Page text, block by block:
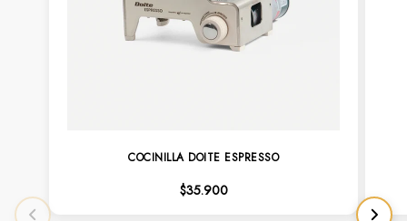
COCINILLA DOITE ESPRESSO
$35.900